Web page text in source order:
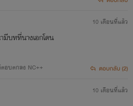
มีบทที่นางเอกโดน
อบตกลง NC++
10 เดือนที่แล้ว
ตอบกลับ (2)
10 เดือนที่แล้ว